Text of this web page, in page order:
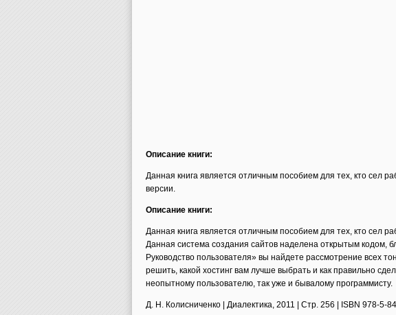
Описание книги:
Данная книга является отличным пособием для тех, кто сел
версии.
Описание книги:
Данная книга является отличным пособием для тех, кто сел
Данная система создания сайтов наделена открытым кодом,
Руководство пользователя» вы найдете рассмотрение всех
решить, какой хостинг вам лучше выбрать и как правильно
неопытному пользователю, так уже и бывалому программисту.
Д. Н. Колисниченко | Диалектика, 2011 | Стр. 256 | ISBN 978-5-